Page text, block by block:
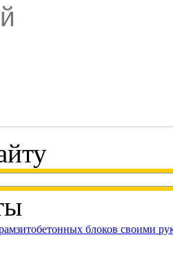
блоков своими